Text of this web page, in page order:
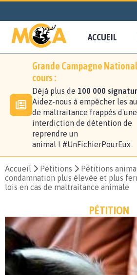
ACCUEIL
Grande Campagne
cours :
Déjà plus de 100 000
Aidez-nous à empêcher les
de maltraitance frappés d'une
interdiction de détention de
reprendre un
animal ! #UnFichierPourEux
Accueil Pétitions Pétitions
condamnation plus élevée et plus
lois en cas de maltraitance animale
PÉTITION